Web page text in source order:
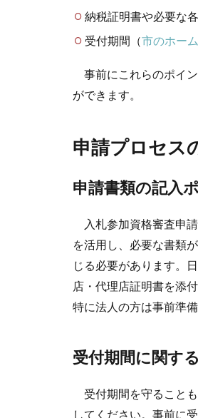
納税証明書や必要な
受付期間（市のホー
事前にこれらのポイ
ができます。
申請プロセス
申請書類の記入
入札参加資格審査申請
を活用し、必要な書類
じる必要があります。
店・代理店証明書を添
特に法人の方は事前準
受付期間に関す
受付期間を守ること
してください。事前に